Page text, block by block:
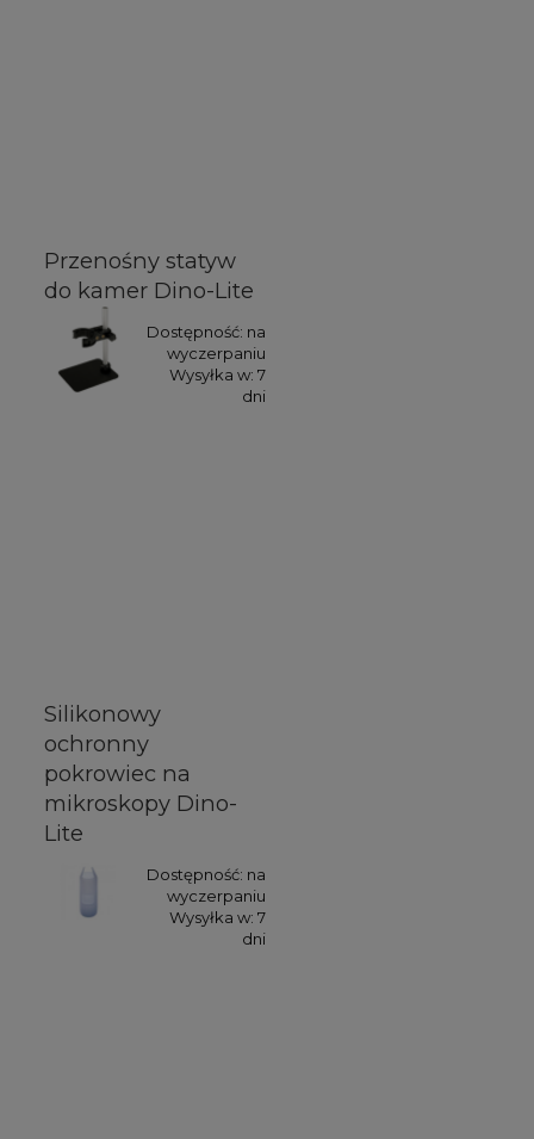
Przenośny statyw
do kamer Dino-Lite
Dostępność: na
wyczerpaniu
Wysyłka w: 7
dni
Silikonowy
ochronny
pokrowiec na
mikroskopy Dino-
Lite
Dostępność: na
wyczerpaniu
Wysyłka w: 7
dni